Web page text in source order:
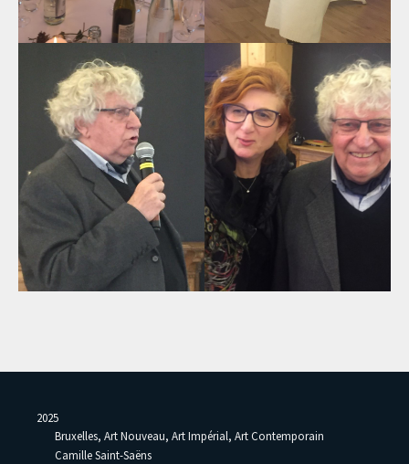
2025
Bruxelles, Art Nouveau, Art Impérial, Art Contemporain
Camille Saint-Saëns